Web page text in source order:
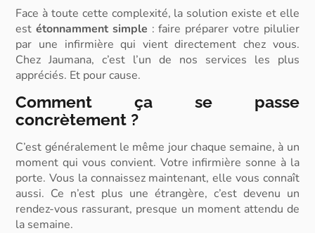
Face à toute cette complexité, la solution existe et elle
estétonnamment simple : faire préparer votre pilulier
par une infirmière qui vient directement chez vous.
Chez Jaumana, c’est l’un de nos services les plus
appréciés. Et pour cause.
Comment ça se passe
concrètement ?
C’est généralement le même jour chaque semaine, à un
moment qui vous convient. Votre infirmière sonne à la
porte. Vous la connaissez maintenant, elle vous connaît
aussi. Ce n’est plus une étrangère, c’est devenu un
rendez-vous rassurant, presque un moment attendu de
la semaine.